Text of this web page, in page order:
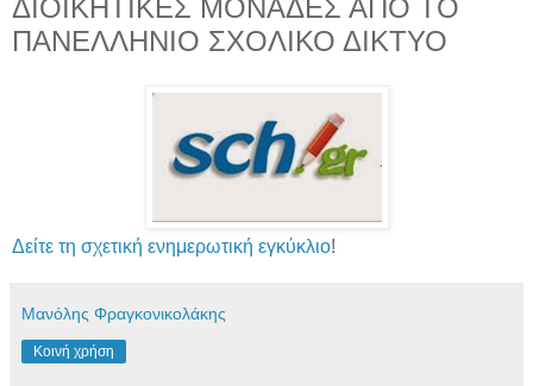
ΔΙΟΙΚΗΤΙΚΕΣ ΜΟΝΑΔΕΣ ΑΠΟ ΤΟ
ΠΑΝΕΛΛΗΝΙΟ ΣΧΟΛΙΚΟ ΔΙΚΤΥΟ
Δείτε τη σχετική ενημερωτική εγκύκλιο!
Μανόλης Φραγκονικολάκης
Κοινή χρήση